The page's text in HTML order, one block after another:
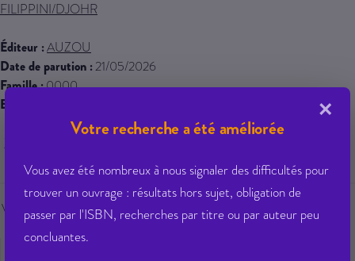
Votre recherche a été améliorée
Vous avez été nombreux à nous signaler des difficultés pour
trouver un ouvrage : résultats hors sujet, obligation de
passer par l'ISBN, recherches par titre ou par auteur peu
concluantes.
×
FILIPPINI/DJOHR
Éditeur :AUZOU
Date de parution :21/05/2026
Famille :0000
EAN 13 :
21,95 € PPTTC
Veuillez vousconnecter pour ajouter
au panier cet article.